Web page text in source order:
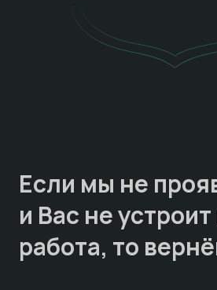
Если мы не
и Вас не
работа, то